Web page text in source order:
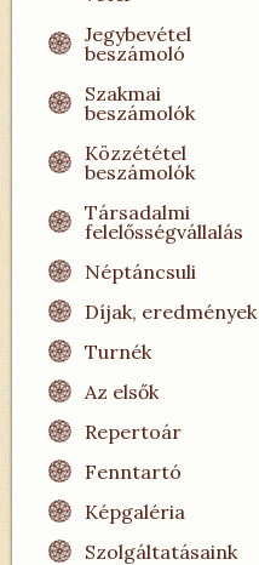
Jegybevétel
beszámoló
Szakmai
beszámolók
Közzététel
beszámolók
Társadalmi
felelősségvállalás
Néptáncsuli
Díjak, eredmények
Turnék
Az elsők
Repertoár
Fenntartó
Képgaléria
Szolgáltatásaink